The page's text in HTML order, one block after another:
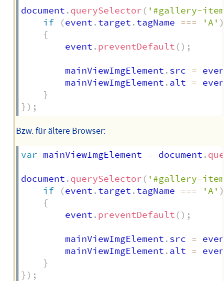
document . querySelector ( '#gallery-
if
(event . target . tagName === 'A' )
{
		event
. preventDefault () ;
		mainViewImgElement
. src =
		mainViewImgElement
. alt =
}
}) ;
Bzw. für ältere Browser:
var mainViewImgElement = document .
document . querySelector ( '#gallery-
if
(event . target . tagName === 'A' )
{
		event
. preventDefault () ;
		mainViewImgElement
. src =
		mainViewImgElement
. alt =
}
}) ;